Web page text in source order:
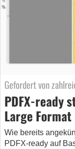
Gefordert von
PDFX-ready
Large
Wie bereits
PDFX-ready auf